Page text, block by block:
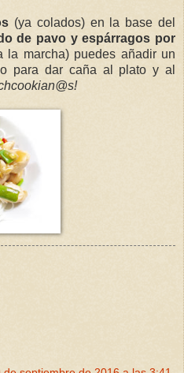
(ya colados) en la base del
de pavo y espárragos por
la marcha) puedes añadir un
para dar caña al plato y al